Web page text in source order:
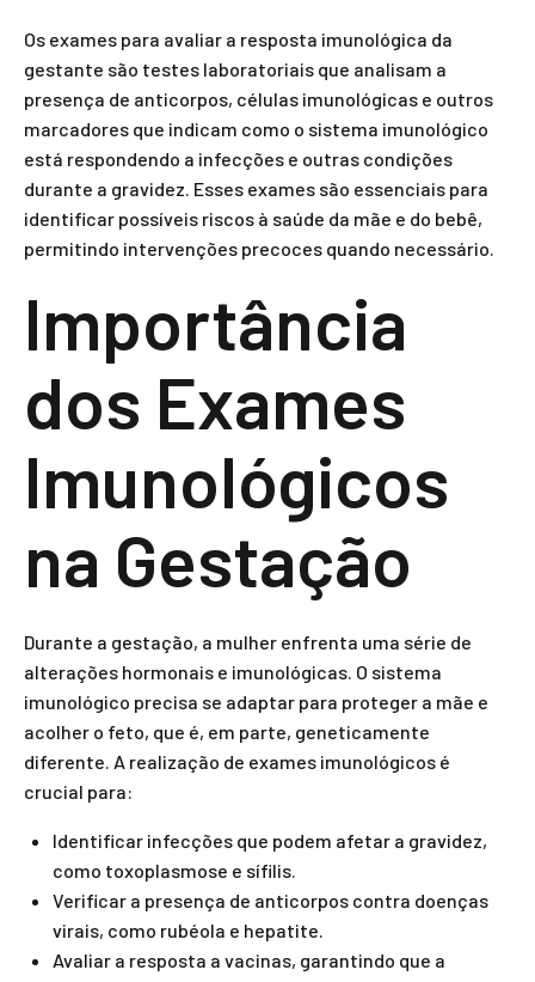
Os exames para avaliar a resposta imunológica da
gestante são testes laboratoriais que analisam a
presença de anticorpos, células imunológicas e outros
marcadores que indicam como o sistema imunológico
está respondendo a infecções e outras condições
durante a gravidez. Esses exames são essenciais para
identificar possíveis riscos à saúde da mãe e do bebê,
permitindo intervenções precoces quando necessário.
Importância
dos Exames
Imunológicos
na Gestação
Durante a gestação, a mulher enfrenta uma série de
alterações hormonais e imunológicas. O sistema
imunológico precisa se adaptar para proteger a mãe e
acolher o feto, que é, em parte, geneticamente
diferente. A realização de exames imunológicos é
crucial para:
Identificar infecções que podem afetar a gravidez,
como toxoplasmose e sífilis.
Verificar a presença de anticorpos contra doenças
virais, como rubéola e hepatite.
Avaliar a resposta a vacinas, garantindo que a